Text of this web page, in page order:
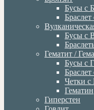
Бусы с
Бусы с
Гематит /
Бусы с
Четки с
Гематин
Гиперстен